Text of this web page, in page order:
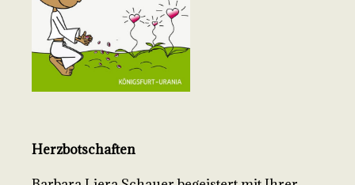
Herzbotschaften